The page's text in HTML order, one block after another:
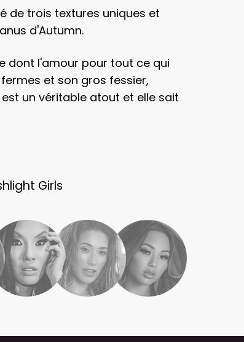
de trois textures uniques et
d'Autumn.
dont l'amour pour tout ce qui
et son gros fessier,
un véritable atout et elle sait
Girls